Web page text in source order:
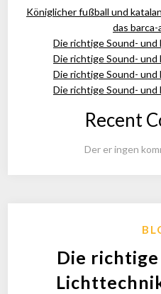
Königlicher fußball und
das
Die richtige Sound-
Die richtige Sound-
Die richtige Sound-
Die richtige Sound-
Recent
Der er ingen
Die richtige